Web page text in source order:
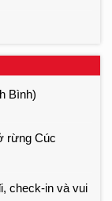
Bình)
rừng Cúc
check-in và vui